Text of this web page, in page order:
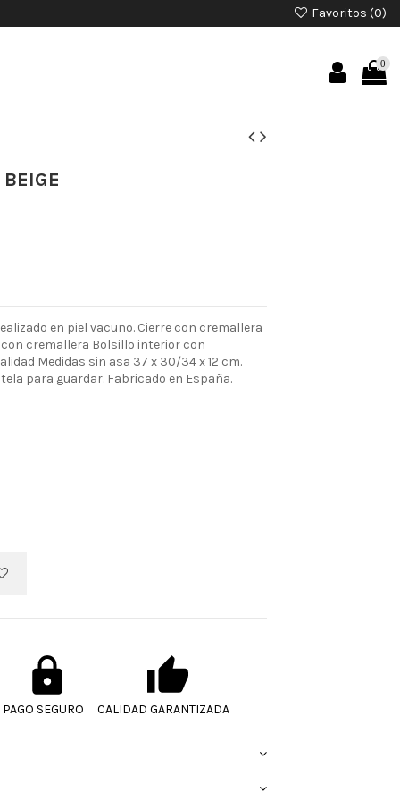
Favoritos (0)
0
en piel vacuno. Cierre con cremallera
cremallera Bolsillo interior con
Medidas sin asa 37 x 30/34 x 12 cm.
para guardar. Fabricado en España.
PAGO SEGURO CALIDAD GARANTIZADA